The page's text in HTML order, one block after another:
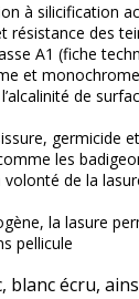
à silicification
résistance des
A1 (fiche
et
de
germicide
les
de la
la lasure
pellicule
blanc écru,